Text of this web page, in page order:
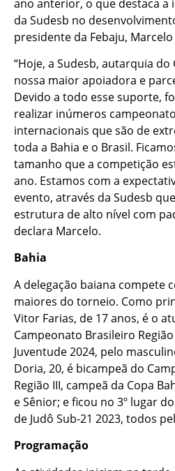
ano anterior, o que destaca
da Sudesb no
presidente da Febaju,
“Hoje, a Sudesb, autarquia
nossa maior apoiadora e
Devido a todo esse suporte,
realizar inúmeros
internacionais que são de
toda a Bahia e o Brasil.
tamanho que a competição
ano. Estamos com a
evento, através da Sudesb
estrutura de alto nível com
declara Marcelo.
Bahia
A delegação baiana compete
maiores do torneio. Como
Vitor Farias, de 17 anos, é o
Campeonato Brasileiro Região
Juventude 2024, pelo
Doria, 20, é bicampeã do
Região III, campeã da Copa
e Sênior; e ficou no 3º lugar
de Judô Sub-21 2023, todos
Programação